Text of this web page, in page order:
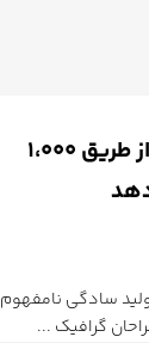
بیت کوین پول نقدی را از طریق ۱،۰۰۰
سادگی نامفهوم
گرافیک ...